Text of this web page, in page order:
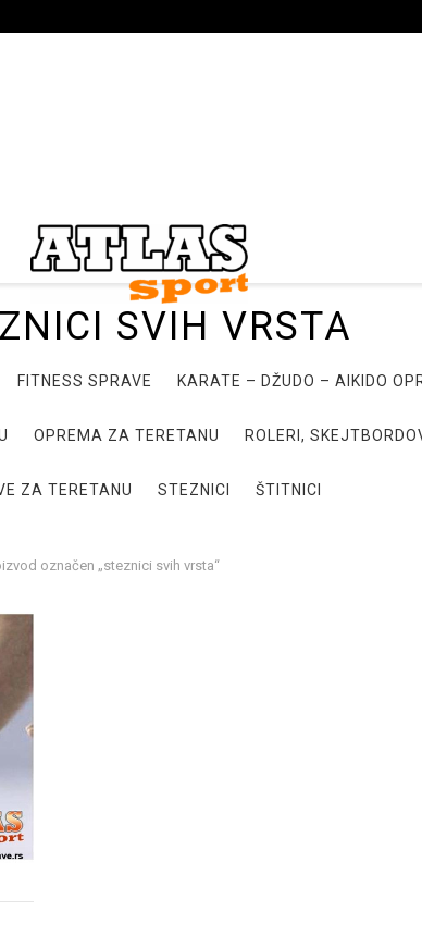
SVIH VRSTA
FITNESS SPRAVE KARATE – DŽUDO – AIKIDO
OPREMA ZA TERETANU ROLERI,
ZA TERETANU STEZNICI ŠTITNICI
označen „steznici svih vrsta“